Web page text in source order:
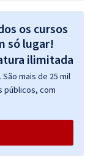
os cursos
só lugar!
mais de 25 mil
públicos, com